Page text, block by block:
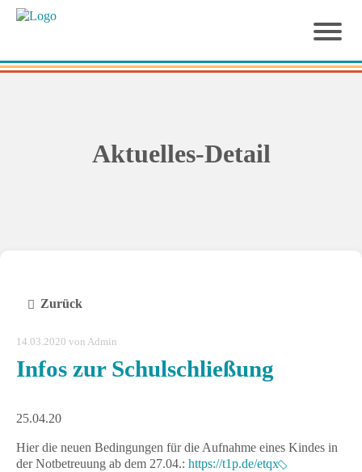
Aktuelles-Detail
Zurück
14.03.2020 von Admin
Infos zur Schulschließung
25.04.20
Hier die neuen Bedingungen für die Aufnahme eines Kindes in
der Notbetreuung ab dem 27.04.: https://t1p.de/etqx